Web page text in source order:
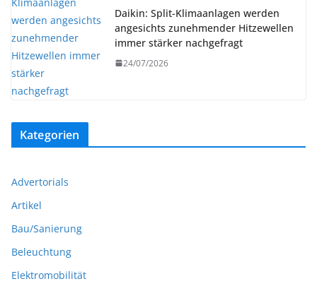
Daikin: Split-Klimaanlagen werden
angesichts zunehmender Hitzewellen
immer stärker nachgefragt
24/07/2026
Kategorien
Advertorials
Artikel
Bau/Sanierung
Beleuchtung
Elektromobilität